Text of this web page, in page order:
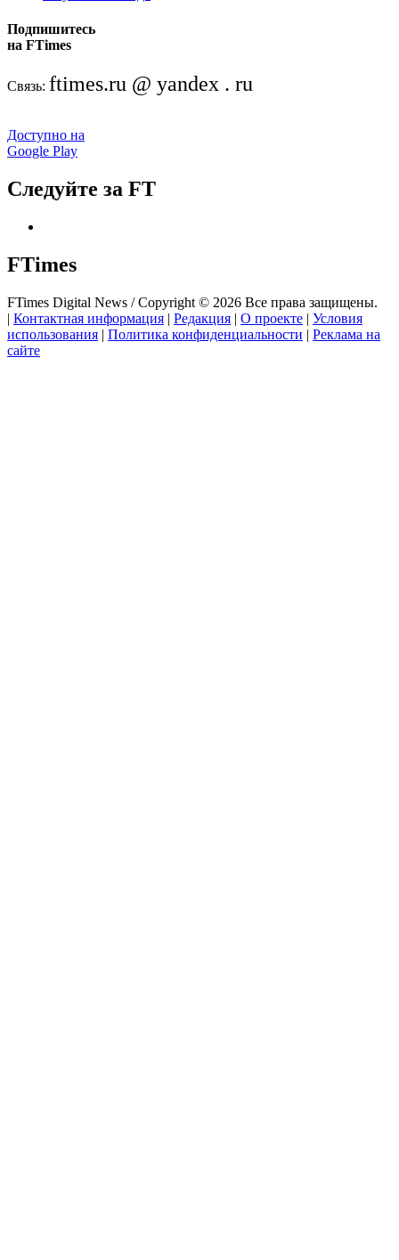
Подпишитесь
на FTimes
Связь: ftimes.ru @ yandex . ru
Доступно на
Google Play
Следуйте за FT
FTimes
FTimes Digital News / Copyright © 2026 Все права защищены.
| Контактная информация | Редакция | О проекте | Условия
использования | Политика конфиденциальности | Реклама на
сайте